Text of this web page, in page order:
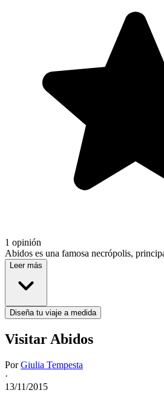
1 opinión
Abidos es una famosa necrópolis,
Leer más
Diseña tu viaje a medida
Visitar Abidos
PorGiulia Tempesta
·
13/11/2015